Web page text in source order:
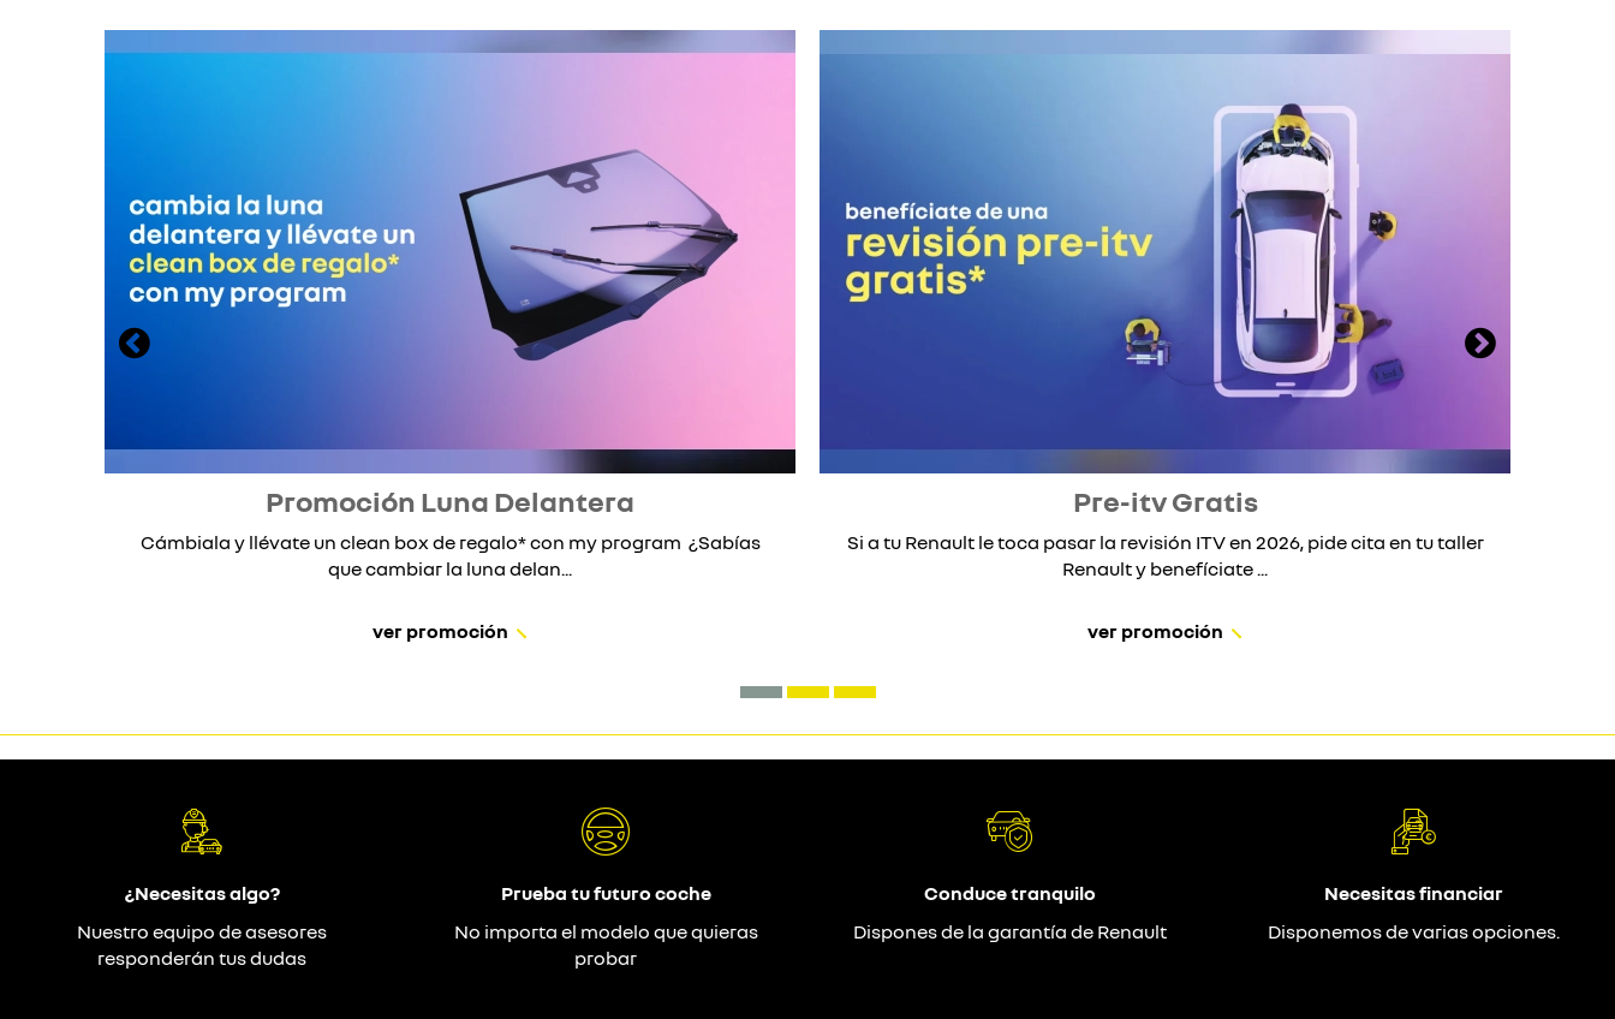
Promoción Luna Delantera
Cámbiala y llévate un clean box de regalo* con my program ¿Sabías
que cambiar la luna delan...
ver promoción
Pre-itv Gratis
Si a tu Renault le toca pasar la revisión ITV en 2026, pide cita en tu taller
Renault y benefíciate ...
ver promoción
¿Necesitas algo?
Nuestro equipo de asesores
responderán tus dudas
Prueba tu futuro coche
No importa el modelo que quieras
probar
Conduce tranquilo
Dispones de la garantía de Renault
Necesitas financiar
Disponemos de varias opciones.